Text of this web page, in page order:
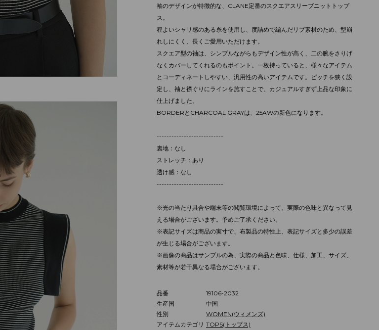
袖のデザインが特徴的な、CLANE定番のスクエアスリーブニットトップ
ス。
程よいシャリ感のある糸を使用し、度詰めで編んだリブ素材のため、型崩
れしにくく、長くご愛用いただけます。
スクエア型の袖は、シンプルながらもデザイン性が高く、二の腕をさりげ
なくカバーしてくれるのもポイント。一枚持っていると、様々なアイテム
とコーディネートしやすい、汎用性の高いアイテムです。ピッチを狭く設
定し、袖と襟ぐりにラインを施すことで、カジュアルすぎず上品な印象に
仕上げました。
BORDERとCHARCOAL GRAYは、25AWの新色になります。
---------------------------
裏地：なし
ストレッチ：あり
透け感：なし
---------------------------
※光の当たり具合や端末等の閲覧環境によって、実際の色味と異なって見
える場合がございます。予めご了承ください。
※表記サイズは商品の実寸で、布製品の特性上、表記サイズと多少の誤差
が生じる場合がございます。
※画像の商品はサンプルの為、実際の商品と色味、仕様、加工、サイズ、
素材等が若干異なる場合がございます。
品番
19106-2032
生産国
中国
性別
WOMEN(ウィメンズ)
アイテムカテゴリ TOPS(トップス)